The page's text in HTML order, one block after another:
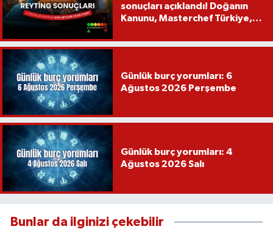
sonuçları açıklandı! Doğanın
Kanunu, Masterchef Türkiye,
Günlük burç yorumları: 6
Ağustos 2026 Perşembe
Günlük burç yorumları: 4
Ağustos 2026 Salı
Bunlar da ilginizi çekebilir